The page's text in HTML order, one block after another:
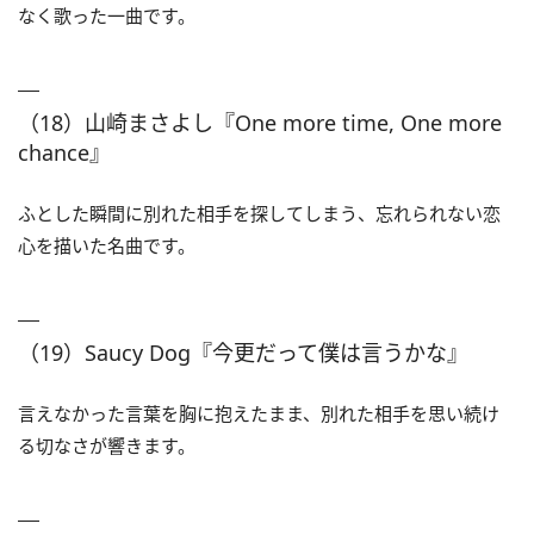
なく歌った一曲です。
（18）山崎まさよし『One more time, One more
chance』
ふとした瞬間に別れた相手を探してしまう、忘れられない恋
心を描いた名曲です。
（19）Saucy Dog『今更だって僕は言うかな』
言えなかった言葉を胸に抱えたまま、別れた相手を思い続け
る切なさが響きます。